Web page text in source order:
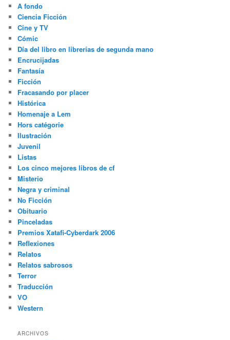
A fondo
Ciencia Ficción
Cine y TV
Cómic
Día del libro en librerías de segunda mano
Encrucijadas
Fantasía
Ficción
Fracasando por placer
Histórica
Homenaje a Lem
Hors catégorie
Ilustración
Juvenil
Listas
Los cinco mejores libros de cf
Misterio
Negra y criminal
No Ficción
Obituario
Pinceladas
Premios Xatafi-Cyberdark 2006
Reflexiones
Relatos
Relatos sabrosos
Terror
Traducción
VO
Western
ARCHIVOS